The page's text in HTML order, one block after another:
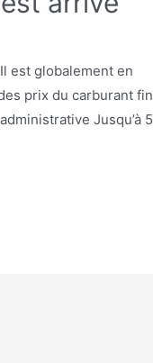
est globalement en
prix du carburant fin
Jusqu’à 5